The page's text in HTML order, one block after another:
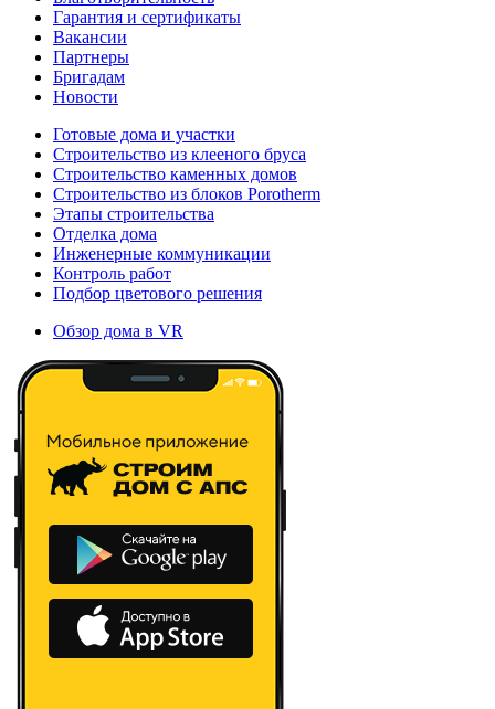
Гарантия и сертификаты
Вакансии
Партнеры
Бригадам
Новости
Готовые дома и участки
Строительство из клееного бруса
Строительство каменных домов
Строительство из блоков Porotherm
Этапы строительства
Отделка дома
Инженерные коммуникации
Контроль работ
Подбор цветового решения
Обзор дома в VR